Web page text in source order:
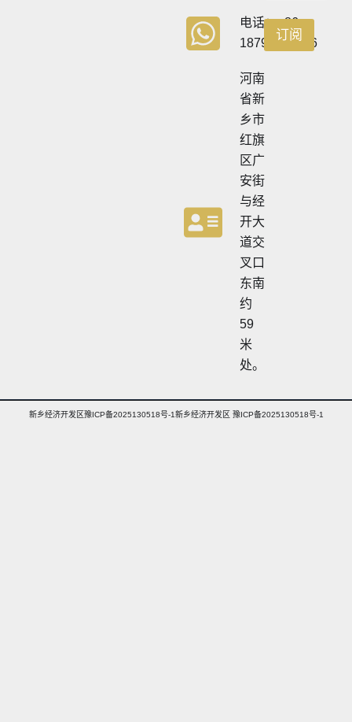
电话：+86
18790570716
河南
省新
乡市
红旗
区广
安街
与经
开大
道交
叉口
东南
约
59
米
处。
订阅
新乡经济开发区豫ICP备2025130518号-1新乡经济开发区 豫ICP备2025130518号-1